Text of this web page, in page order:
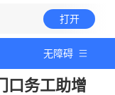
打开
无障碍
口务工助增